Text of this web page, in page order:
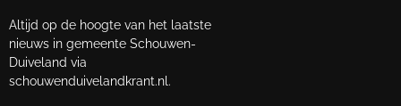
Altijd op de hoogte van het laatste
nieuws in gemeente Schouwen-
Duiveland via
schouwenduivelandkrant.nl.